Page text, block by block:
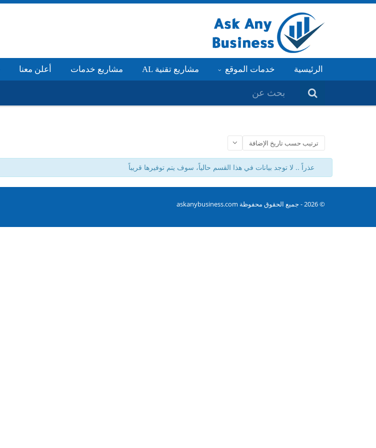
الرئيسية خدمات الموقع مشاريع تقنية AL مشاريع خدمات أعلن معنا
ترتيب حسب تاريخ الإضافة
عذراً .. لا توجد بيانات في هذا القسم حالياً، سوف يتم توفيرها قريباً
© 2026 - جميع الحقوق محفوظة askanybusiness.com